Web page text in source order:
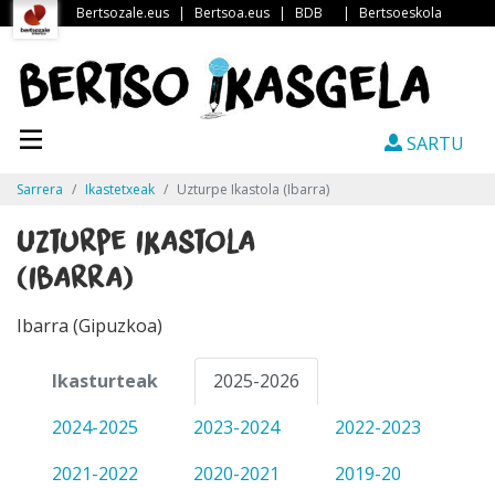
Bertsozale.eus | Bertsoa.eus | BDB | Bertsoeskola
SARTU
Sarrera Ikastetxeak Uzturpe Ikastola (Ibarra)
Uzturpe Ikastola
(Ibarra)
Ibarra (Gipuzkoa)
Ikasturteak
2025-2026
2024-2025
2023-2024
2022-2023
2021-2022
2020-2021
2019-20